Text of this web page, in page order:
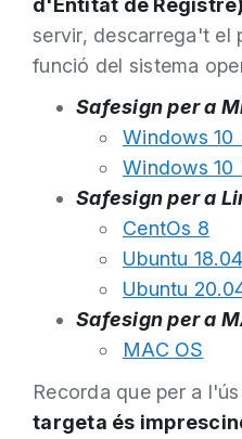
servir, descarrega't el
funció del sistema
Safesign per a
Windows 10
Windows 10
Safesign per a
CentOs 8
Ubuntu
Ubuntu
Safesign per a
MAC OS
Recorda que per a
targeta és